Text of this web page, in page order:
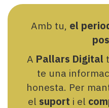
Amb tu, el
A Pallars Digital
te una
honesta. Per
el suport i el